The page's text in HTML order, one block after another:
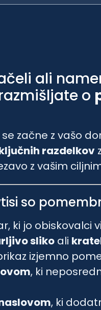
ali
o
začne z vašo
razdelkov
z vašim
so
ki jo obiskovalci
sliko ali
izjemno
, ki
, ki